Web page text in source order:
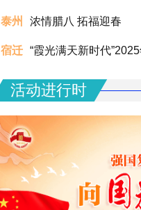
分钟阅读圈”滋养全龄人生
泰州 浓情腊八 拓福迎春
宿迁 “霞光满天新时代
场活动圆满举办
活动进行时